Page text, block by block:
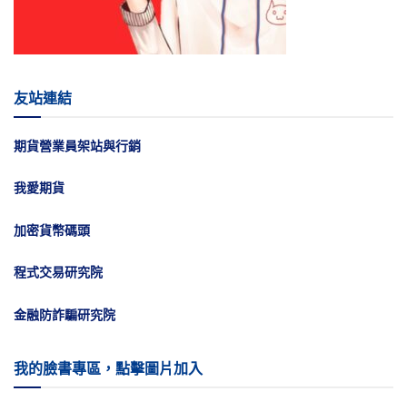
友站連結
期貨營業員架站與行銷
我愛期貨
加密貨幣碼頭
程式交易研究院
金融防詐騙研究院
我的臉書專區，點擊圖片加入